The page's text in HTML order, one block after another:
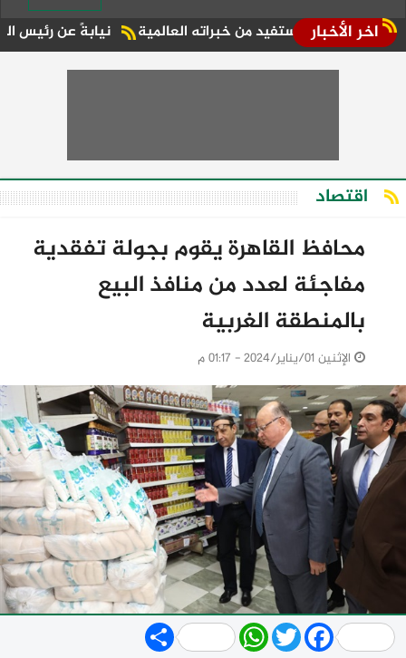
اخر الأخبار نيابةً عن رئيس الدولة ..أحمد من خبراته العالمية
اقتصاد
محافظ القاهرة يقوم بجولة تفقدية
مفاجئة لعدد من منافذ البيع
بالمنطقة الغربية
الإثنين 01/يناير/2024 - 01:17 م
Share WhatsApp
TwitterFacebook